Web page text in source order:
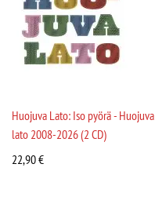
Huojuva Lato: Iso pyörä - Huojuva
lato 2008-2026 (2 CD)
22,90€